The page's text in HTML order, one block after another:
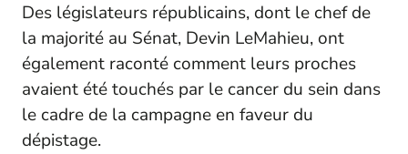
Des législateurs républicains, dont le chef de
la majorité au Sénat, Devin LeMahieu, ont
également raconté comment leurs proches
avaient été touchés par le cancer du sein dans
le cadre de la campagne en faveur du
dépistage.